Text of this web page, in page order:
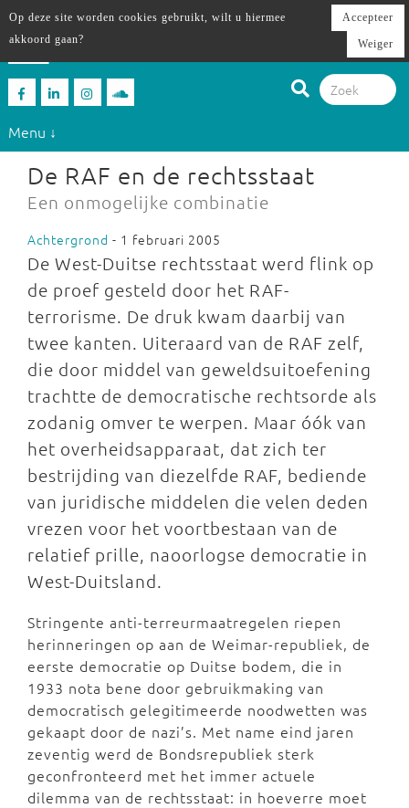
Menu ↓
De RAF en de rechtsstaat
Een onmogelijke combinatie
Achtergrond - 1 februari 2005
De West-Duitse rechtsstaat werd flink op
de proef gesteld door het RAF-
terrorisme. De druk kwam daarbij van
twee kanten. Uiteraard van de RAF zelf,
die door middel van geweldsuitoefening
trachtte de democratische rechtsorde als
zodanig omver te werpen. Maar óók van
het overheidsapparaat, dat zich ter
bestrijding van diezelfde RAF, bediende
van juridische middelen die velen deden
vrezen voor het voortbestaan van de
relatief prille, naoorlogse democratie in
West-Duitsland.
Stringente anti-terreurmaatregelen riepen
herinneringen op aan de Weimar-republiek, de
eerste democratie op Duitse bodem, die in
1933 nota bene door gebruikmaking van
democratisch gelegitimeerde noodwetten was
gekaapt door de nazi’s. Met name eind jaren
zeventig werd de Bondsrepubliek sterk
geconfronteerd met het immer actuele
dilemma van de rechtsstaat: in hoeverre moet
Op deze site worden cookies gebruikt, wilt u hiermee
akkoord gaan?
Accepteer
Weiger